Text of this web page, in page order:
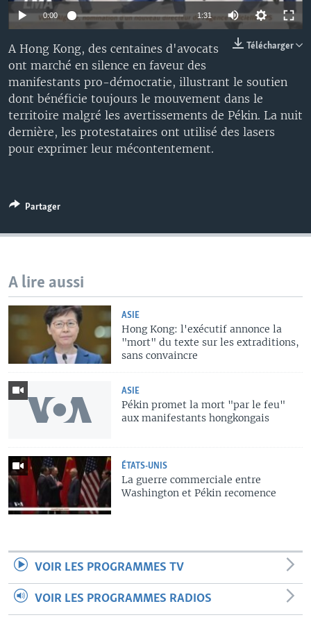
0:00 1:31
Télécharger
A Hong Kong, des centaines d'avocats
ont marché en silence en faveur des
manifestants pro-démocratie, illustrant le soutien
dont bénéficie toujours le mouvement dans le
territoire malgré les avertissements de Pékin. La nuit
dernière, les protestataires ont utilisé des lasers
pour exprimer leur mécontentement.
Partager
A lire aussi
ASIE
Hong Kong: l'exécutif annonce la
"mort" du texte sur les extraditions,
sans convaincre
ASIE
Pékin promet la mort "par le feu"
aux manifestants hongkongais
ÉTATS-UNIS
La guerre commerciale entre
Washington et Pékin recomence
VOIR LES PROGRAMMES TV
VOIR LES PROGRAMMES RADIOS